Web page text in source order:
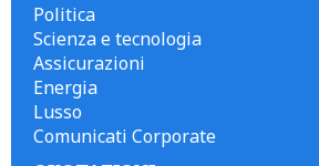
Politica
Scienza e tecnologia
Assicurazioni
Energia
Lusso
Comunicati Corporate